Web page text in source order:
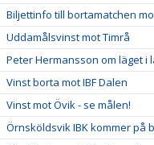
Biljettinfo till bortamatchen
Uddamålsvinst mot Timrå
Peter Hermansson om läget i
Vinst borta mot IBF Dalen
Vinst mot Övik - se målen!
Örnsköldsvik IBK kommer på